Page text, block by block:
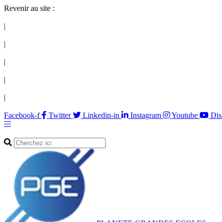
Revenir au site :
|
|
|
|
|
Facebook-f Twitter Linkedin-in Instagram Youtube